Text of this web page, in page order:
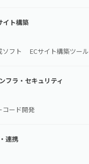
イト構築
ソフト ECサイト構築ツール
フラ・セキュリティ
コード開発
連携